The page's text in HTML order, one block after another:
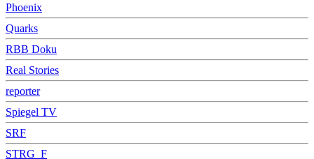
Phoenix
Quarks
RBB Doku
Real Stories
reporter
Spiegel TV
SRF
STRG_F